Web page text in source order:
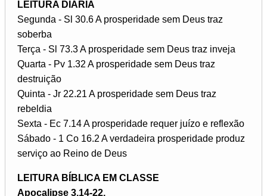
LEITURA DIÁRIA
Segunda - Sl 30.6 A prosperidade sem Deus traz
soberba
Terça - Sl 73.3 A prosperidade sem Deus traz inveja
Quarta - Pv 1.32 A prosperidade sem Deus traz
destruição
Quinta - Jr 22.21 A prosperidade sem Deus traz
rebeldia
Sexta - Ec 7.14 A prosperidade requer juízo e reflexão
Sábado - 1 Co 16.2 A verdadeira prosperidade produz
serviço ao Reino de Deus
LEITURA BÍBLICA EM CLASSE
Apocalipse 3.14-22.